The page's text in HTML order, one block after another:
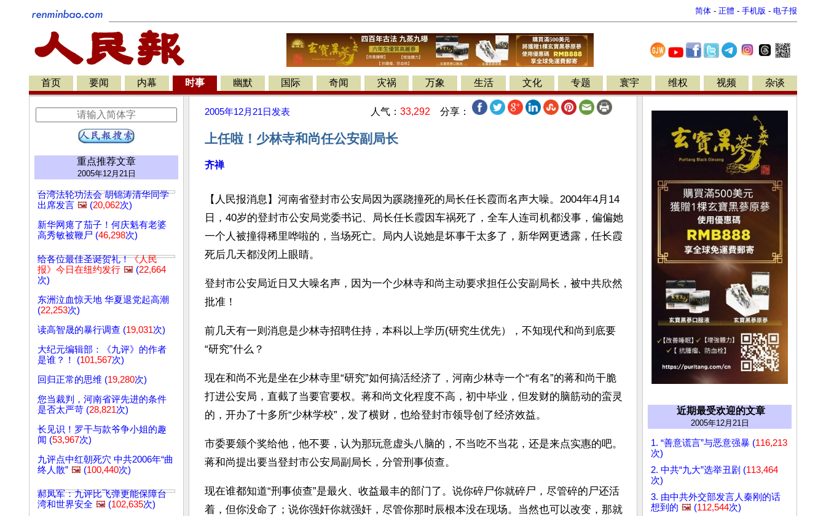
简体 - 正體 - 手机版 - 电子报
首页 要闻 内幕 时事 幽默 国际 奇闻 灾祸 万象 生活 文化 专题 寰宇 维权 视频 杂谈
重点推荐文章
2005年12月21日
台湾法轮功法会 胡锦涛清华同学
出席发言 🖼️ (20,062次)
新华网瘪了茄子！何庆魁有老婆
高秀敏被鞭尸 (46,298次)
给各位最佳圣诞贺礼！《人民
报》今日在纽约发行 🖼️ (22,664
次)
东洲泣血惊天地 华夏退党起高潮
(22,253次)
读高智晟的暴行调查 (19,031次)
大纪元编辑部：《九评》的作者
是谁？！ (101,567次)
回归正常的思维 (19,280次)
您当裁判，河南省评先进的条件
是否太严苛 (28,821次)
长见识！罗干与款爷争小姐的趣
闻 (53,967次)
九评点中红朝死穴 中共2006年“曲
终人散” 🖼️ (100,440次)
郝凤军：九评比飞弹更能保障台
湾和世界安全 🖼️ (102,635次)
2005年12月21日 发表 人气： 33,292 分享：
上任啦！少林寺和尚任公安副局长
齐禅
【人民报消息】河南省登封市公安局因为蹊跷撞死的局长任长霞而名声大噪。2004年4月14
日，40岁的登封市公安局党委书记、局长任长霞因车祸死了，全车人连司机都没事，偏偏她
一个人被撞得稀里哗啦的，当场死亡。局内人说她是坏事干太多了，新华网更透露，任长霞
死后几天都没闭上眼睛。
登封市公安局近日又大噪名声，因为一个少林寺和尚主动要求担任公安副局长，被中共欣然
批准！
前几天有一则消息是少林寺招聘住持，本科以上学历(研究生优先），不知现代和尚到底要
“研究”什么？
现在和尚不光是坐在少林寺里“研究”如何搞活经济了，河南少林寺一个“有名”的蒋和尚干脆
打进公安局，直截了当要官要权。蒋和尚文化程度不高，初中毕业，但发财的脑筋动的蛮灵
的，开办了十多所“少林学校”，发了横财，也给登封市领导创了经济效益。
市委要颁个奖给他，他不要，认为那玩意虚头八脑的，不当吃不当花，还是来点实惠的吧。
蒋和尚提出要当登封市公安局副局长，分管刑事侦查。
现在谁都知道“刑事侦查”是最火、收益最丰的部门了。说你碎尸你就碎尸，尽管碎的尸还活
着，但你没命了；说你强奸你就强奸，尽管你那时辰根本没在现场。当然也可以改变，那就
近期最受欢迎的文章
2005年12月21日
1. “善意谎言”与恶意强暴 (116,213
次)
2. 中共“九大”选举丑剧 (113,464
次)
3. 由中共外交部发言人秦刚的话
想到的 🖼️ (112,544次)